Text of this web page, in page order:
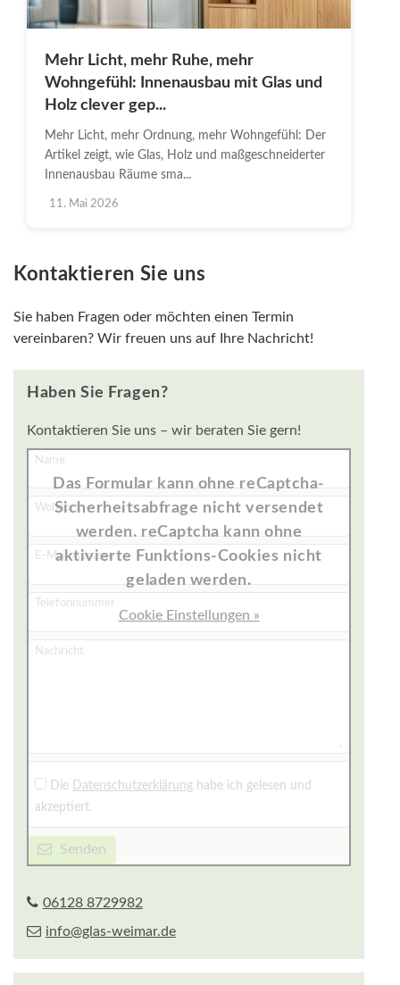
Mehr Licht, mehr Ruhe, mehr
Wohngefühl: Innenausbau mit Glas und
Holz clever gep...
Mehr Licht, mehr Ordnung, mehr Wohngefühl: Der
Artikel zeigt, wie Glas, Holz und maßgeschneiderter
Innenausbau Räume sma...
11. Mai 2026
Kontaktieren Sie uns
Sie haben Fragen oder möchten einen Termin
vereinbaren? Wir freuen uns auf Ihre Nachricht!
Haben Sie Fragen?
Kontaktieren Sie uns – wir beraten Sie gern!
Name
Wohnort
E-Mail-Adresse
Telefonnummer
Nachricht
Die Datenschutzerklärung habe ich gelesen und
akzeptiert.
Senden
Das Formular kann ohne reCaptcha-
Sicherheitsabfrage nicht versendet
werden. reCaptcha kann ohne
aktivierte Funktions-Cookies nicht
geladen werden.
Cookie Einstellungen »
06128 8729982
info@glas-weimar.de